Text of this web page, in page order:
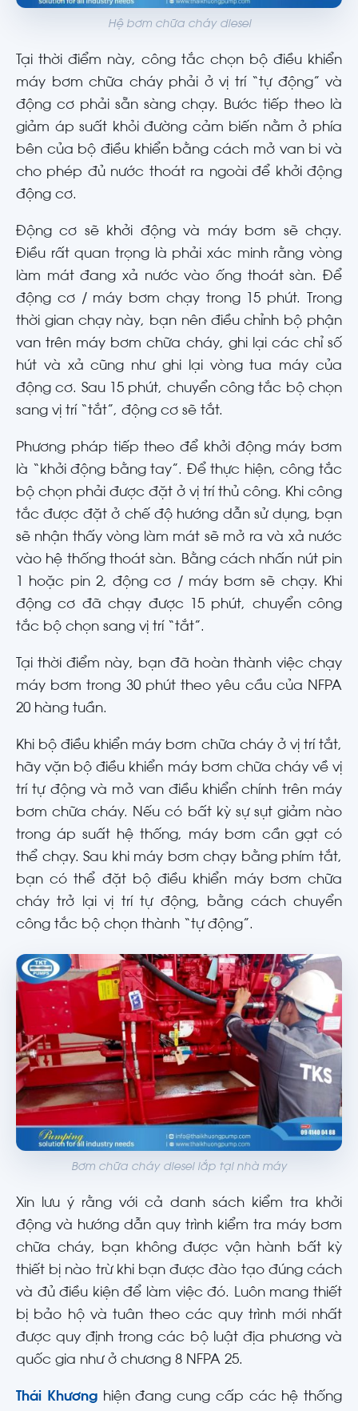
Hệ bơm chữa cháy diesel
Tại thời điểm này, công tắc chọn bộ điều khiển
máy bơm chữa cháy phải ở vị trí “tự động” và
động cơ phải sẵn sàng chạy. Bước tiếp theo là
giảm áp suất khỏi đường cảm biến nằm ở phía
bên của bộ điều khiển bằng cách mở van bi và
cho phép đủ nước thoát ra ngoài để khởi động
động cơ.
Động cơ sẽ khởi động và máy bơm sẽ chạy.
Điều rất quan trọng là phải xác minh rằng vòng
làm mát đang xả nước vào ống thoát sàn. Để
động cơ / máy bơm chạy trong 15 phút. Trong
thời gian chạy này, bạn nên điều chỉnh bộ phận
van trên máy bơm chữa cháy, ghi lại các chỉ số
hút và xả cũng như ghi lại vòng tua máy của
động cơ. Sau 15 phút, chuyển công tắc bộ chọn
sang vị trí “tắt”, động cơ sẽ tắt.
Phương pháp tiếp theo để khởi động máy bơm
là “khởi động bằng tay”. Để thực hiện, công tắc
bộ chọn phải được đặt ở vị trí thủ công. Khi công
tắc được đặt ở chế độ hướng dẫn sử dụng, bạn
sẽ nhận thấy vòng làm mát sẽ mở ra và xả nước
vào hệ thống thoát sàn. Bằng cách nhấn nút pin
1 hoặc pin 2, động cơ / máy bơm sẽ chạy. Khi
động cơ đã chạy được 15 phút, chuyển công
tắc bộ chọn sang vị trí “tắt”.
Tại thời điểm này, bạn đã hoàn thành việc chạy
máy bơm trong 30 phút theo yêu cầu của NFPA
20 hàng tuần.
Khi bộ điều khiển máy bơm chữa cháy ở vị trí tắt,
hãy vặn bộ điều khiển máy bơm chữa cháy về vị
trí tự động và mở van điều khiển chính trên máy
bơm chữa cháy. Nếu có bất kỳ sự sụt giảm nào
trong áp suất hệ thống, máy bơm cần gạt có
thể chạy. Sau khi máy bơm chạy bằng phím tắt,
bạn có thể đặt bộ điều khiển máy bơm chữa
cháy trở lại vị trí tự động, bằng cách chuyển
công tắc bộ chọn thành “tự động”.
Bơm chữa cháy diesel lắp tại nhà máy
Xin lưu ý rằng với cả danh sách kiểm tra khởi
động và hướng dẫn quy trình kiểm tra máy bơm
chữa cháy, bạn không được vận hành bất kỳ
thiết bị nào trừ khi bạn được đào tạo đúng cách
và đủ điều kiện để làm việc đó. Luôn mang thiết
bị bảo hộ và tuân theo các quy trình mới nhất
được quy định trong các bộ luật địa phương và
quốc gia như ở chương 8 NFPA 25.
Thái Khươnghiện đang cung cấp các hệ thống